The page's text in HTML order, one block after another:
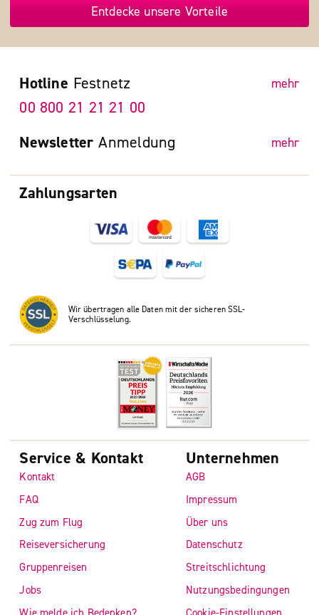
Entdecke unsere Vorteile
Zahlungsarten
Wir übertragen alle Daten mit der sicheren SSL-
Verschlüsselung.
Hotline Festnetz mehr
00 800 21 21 21 00
Newsletter Anmeldung mehr
Service & Kontakt
Kontakt
FAQ
Zug zum Flug
Reiseversicherung
Gruppenreisen
Jobs
Unternehmen
AGB
Impressum
Über uns
Datenschutz
Streitschlichtung
Nutzungsbedingungen